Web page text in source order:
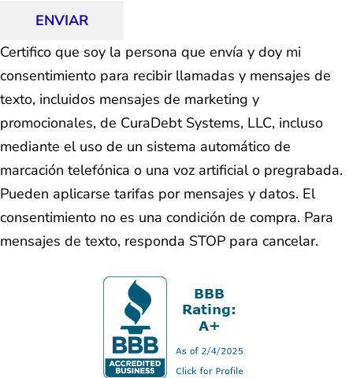
ENVIAR
Certifico que soy la persona que envía y doy mi
consentimiento para recibir llamadas y mensajes de
texto, incluidos mensajes de marketing y
promocionales, de CuraDebt Systems, LLC, incluso
mediante el uso de un sistema automático de
marcación telefónica o una voz artificial o pregrabada.
Pueden aplicarse tarifas por mensajes y datos. El
consentimiento no es una condición de compra. Para
mensajes de texto, responda STOP para cancelar.